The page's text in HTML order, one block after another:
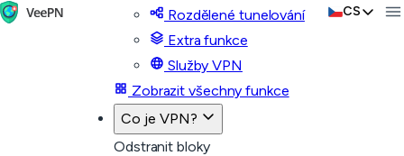
Rozdělené tunelování
Extra funkce
Služby VPN
Zobrazit všechny funkce
Co je VPN?
Odstranit bloky
CS